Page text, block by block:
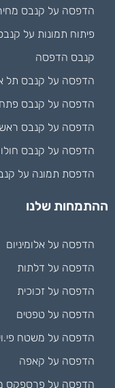
הדפסה על קנבס
פיתוח תמונות על
קנבס הדפסה
הדפסה על קנבס תל
הדפסה על קנבס פתח
הדפסה על קנבס
הדפסה על קנבס
הדפסת תמונה על
ההתמחות שלנו
הדפסה על אלומיניום
הדפסה על דלתות
הדפסה על זכוכית
הדפסה על טפטים
הדפסה על משטח
הדפסה על קאפה
הדפסה על פרספקס